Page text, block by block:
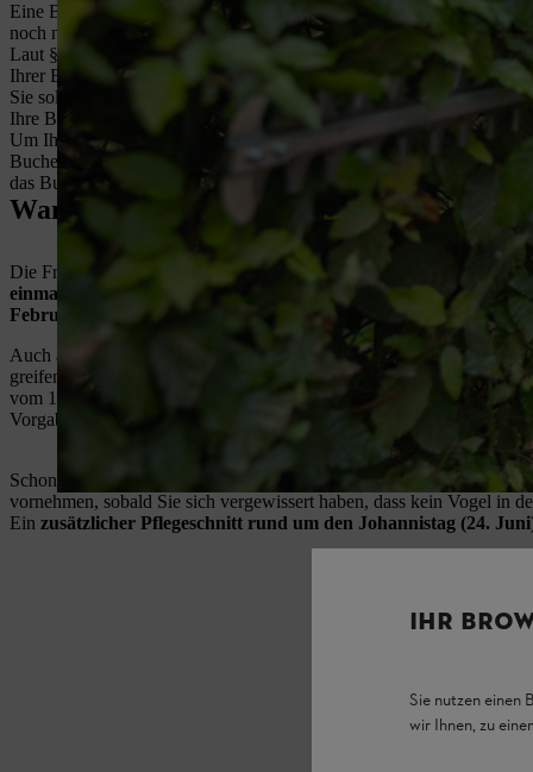
Eine Buchenhecke schneiden Sie am besten im Februar und im
noch nicht ausgetrieben. Für einen schonenden Pflegeschnitt bietet
Laut § 39 Abs. 5 Bundesnaturschutzgesetz ist es vom 1. März bis
Ihrer Buchenhecke aber immer durchführen.
Sie sollten Ihre Buchenhecke zweimal jährlich schneiden: Der
Ihre Buchenhecke dicht wächst und in Form bleibt.
Um Ihre Buchenhecke zurückzuschneiden, sollten Sie im Sommer
Buchenhecke können Sie bis ins Altholz zurückschneiden, ohne sie
das Bundesnaturschutzgesetz untersagt, vom 1. März bis zum 30.
Wann eine Buchenhecke schneiden?
Die Frage, wann Sie eine Buchenhecke schneiden sollten, ist
einmal im zeitigen Frühjahr und einmal rund um den
Februar.
In dieser Zeit stören Sie keine brütenden Vögel und das
Auch aus juristischer Sicht sollten Sie spätestens Ende Februar zur
greifen, da es in Deutschland laut § 39 Abs. 5
vom 1. März bis zum 30. September eine Hecke radikal
Vorgabe soll brütende Vögel schützen.
Schonende Form- und Pflegeschnitte dürfen Sie an Ihrer
vornehmen, sobald Sie sich vergewissert haben, dass kein Vogel in
Ein zusätzlicher Pflegeschnitt rund um den Johannistag (24.
IHR
Sie nutzen einen
wir Ihnen, zu